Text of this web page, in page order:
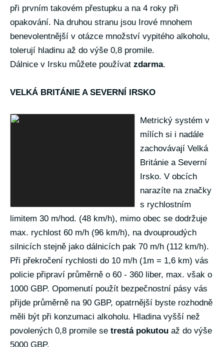
při prvním takovém přestupku a na 4 roky při
opakování. Na druhou stranu jsou Irové mnohem
benevolentnější v otázce množství vypitého alkoholu,
tolerují hladinu až do výše 0,8 promile.
Dálnice v Irsku můžete používat zdarma.
VELKÁ BRITÁNIE A SEVERNÍ IRSKO
Metrický systém v
mílích si i nadále
zachovávají Velká
Británie a Severní
Irsko. V obcích
narazíte na značky
s rychlostním
limitem 30 m/hod. (48 km/h), mimo obec se dodržuje
max. rychlost 60 m/h (96 km/h), na dvouproudých
silnicích stejně jako dálnicích pak 70 m/h (112 km/h).
Při překročení rychlosti do 10 m/h (1m = 1,6 km) vás
policie připraví průměrně o 60 - 360 liber, max. však o
1000 GBP. Opomenutí použít bezpečnostní pásy vás
přijde průměrně na 90 GBP, opatrnější byste rozhodně
měli být při konzumaci alkoholu. Hladina vyšší než
povolených 0,8 promile se trestá pokutou až do výše
5000 GBP.